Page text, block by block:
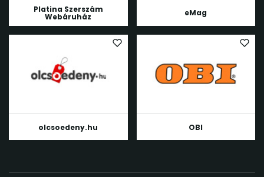
Platina Szerszám
Webáruház eMag
olcsoedeny.hu OBI